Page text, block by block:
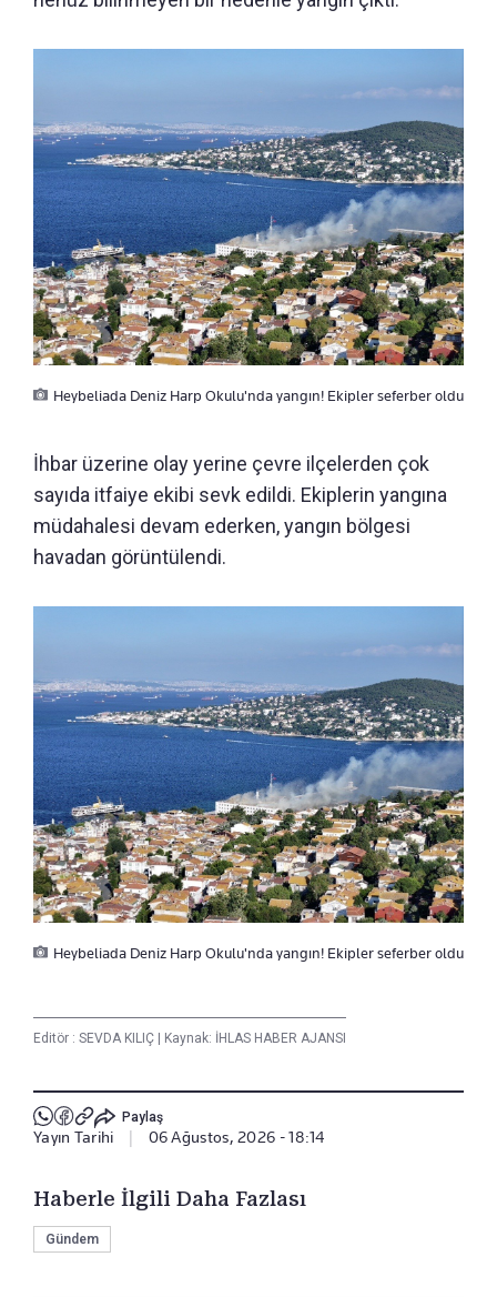
Heybeliada Deniz Harp Okulu'nda yangın! Ekipler seferber oldu
İhbar üzerine olay yerine çevre ilçelerden çok
sayıda itfaiye ekibi sevk edildi. Ekiplerin yangına
müdahalesi devam ederken, yangın bölgesi
havadan görüntülendi.
Heybeliada Deniz Harp Okulu'nda yangın! Ekipler seferber oldu
Editör : SEVDA KILIÇ | Kaynak: İHLAS HABER AJANSI
Paylaş
Yayın Tarihi 06 Ağustos, 2026 - 18:14
Haberle İlgili Daha Fazlası
Gündem